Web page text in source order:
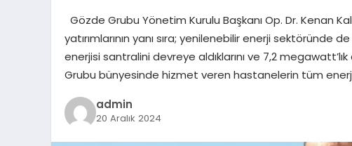
Gözde Grubu Yönetim Kurulu Başkanı Op. Dr. Kenan
yatırımlarının yanı sıra; yenilenebilir enerji sektöründe
enerjisi santralini devreye aldıklarını ve 7,2
Grubu bünyesinde hizmet veren hastanelerin tüm enerji
admin
20 Aralık 2024